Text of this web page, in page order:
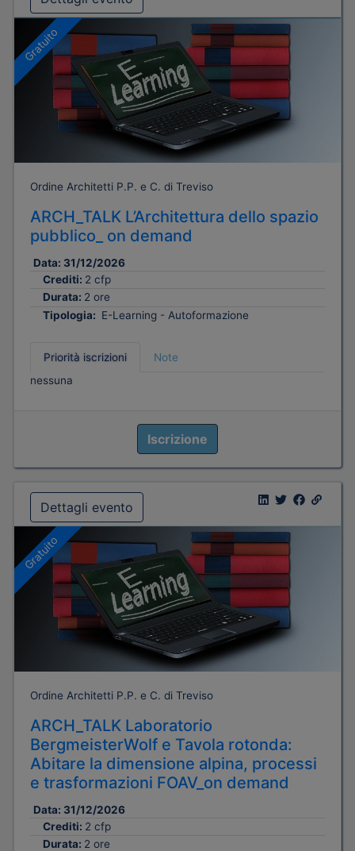
Gratuito
Ordine Architetti P.P. e C. di Treviso
ARCH_TALK L’Architettura dello spazio
pubblico_ on demand
Data: 31/12/2026
Crediti: 2 cfp
Durata: 2 ore
Tipologia: E-Learning - Autoformazione
Priorità iscrizioni
Note
nessuna
Iscrizione
Dettagli evento
Gratuito
Ordine Architetti P.P. e C. di Treviso
ARCH_TALK Laboratorio
BergmeisterWolf e Tavola rotonda:
Abitare la dimensione alpina, processi
e trasformazioni FOAV_on demand
Data: 31/12/2026
Crediti: 2 cfp
Durata: 2 ore